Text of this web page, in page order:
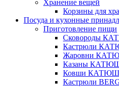
Хранение вещей
Корзины для
Посуда и кухонные
Приготовление пищи
Сковороды
Кастрюли
Жаровни
Казаны
Ковши
Кастрюли